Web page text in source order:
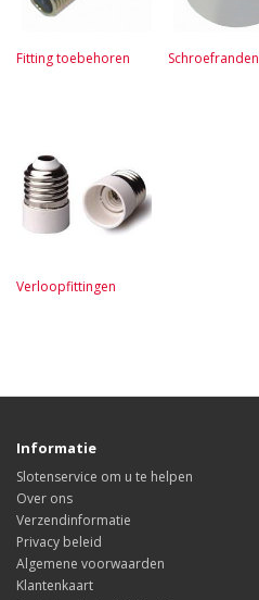
Fitting toebehoren Schroefranden
Verloopfittingen
Informatie
Slotenservice om u te helpen
Over ons
Verzendinformatie
Privacy beleid
Algemene voorwaarden
Klantenkaart